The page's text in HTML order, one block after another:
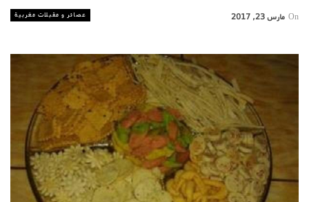
عصائر و مقبلات مغربية On مارس 23, 2017